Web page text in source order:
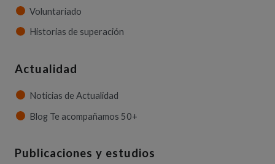
Voluntariado
Historias de superación
Actualidad
Noticias de Actualidad
Blog Te acompañamos 50+
Publicaciones y estudios